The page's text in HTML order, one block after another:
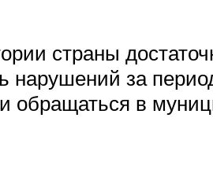
страны
нарушений за
обращаться в